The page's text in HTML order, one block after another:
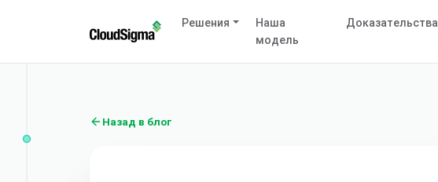
Решения
Наша
модель
Доказательства
Назад в блог